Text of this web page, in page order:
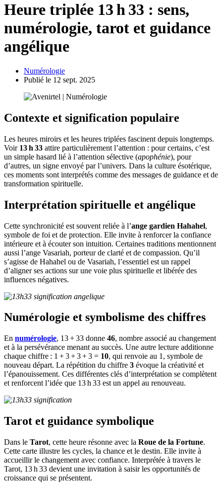
Heure triplée 13 h 33 : sens,
numérologie, tarot et guidance
angélique
Numérologie
Publié le 12 sept. 2025
Contexte et signification populaire
Les heures miroirs et les heures triplées fascinent depuis longtemps.
Voir 13 h 33 attire particulièrement l’attention : pour certains, c’est
un simple hasard lié à l’attention sélective (apophénie), pour
d’autres, un signe envoyé par l’univers. Dans la culture ésotérique,
ces moments sont interprétés comme des messages de guidance et de
transformation spirituelle.
Interprétation spirituelle et angélique
Cette synchronicité est souvent reliée à l’ange gardien Hahahel,
symbole de foi et de protection. Elle invite à renforcer la confiance
intérieure et à écouter son intuition. Certaines traditions mentionnent
aussi l’ange Vasariah, porteur de clarté et de compassion. Qu’il
s’agisse de Hahahel ou de Vasariah, l’essentiel est un rappel
d’aligner ses actions sur une voie plus spirituelle et libérée des
influences négatives.
Numérologie et symbolisme des chiffres
En numérologie, 13 + 33 donne 46, nombre associé au changement
et à la persévérance menant au succès. Une autre lecture additionne
chaque chiffre : 1 + 3 + 3 + 3 = 10, qui renvoie au 1, symbole de
nouveau départ. La répétition du chiffre 3 évoque la créativité et
l’épanouissement. Ces différentes clés d’interprétation se complètent
et renforcent l’idée que 13 h 33 est un appel au renouveau.
Tarot et guidance symbolique
Dans le Tarot, cette heure résonne avec la Roue de la Fortune.
Cette carte illustre les cycles, la chance et le destin. Elle invite à
accueillir le changement avec confiance. Interprétée à travers le
Tarot, 13 h 33 devient une invitation à saisir les opportunités de
croissance qui se présentent.